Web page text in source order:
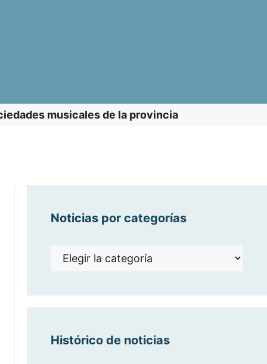
musicales de la provincia
Noticias por categorías
Noticias
Histórico de noticias